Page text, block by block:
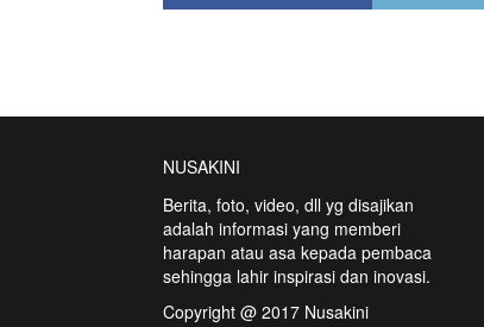
NUSAKINI
Berita, foto, video, dll yg disajikan
adalah informasi yang memberi
harapan atau asa kepada pembaca
sehingga lahir inspirasi dan inovasi.
Copyright @ 2017 Nusakini